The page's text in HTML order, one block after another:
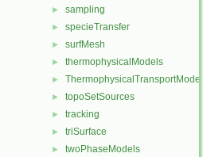
► sampling
► specieTransfer
► surfMesh
► thermophysicalModels
► ThermophysicalTransportModels
► topoSetSources
► tracking
► triSurface
► twoPhaseModels